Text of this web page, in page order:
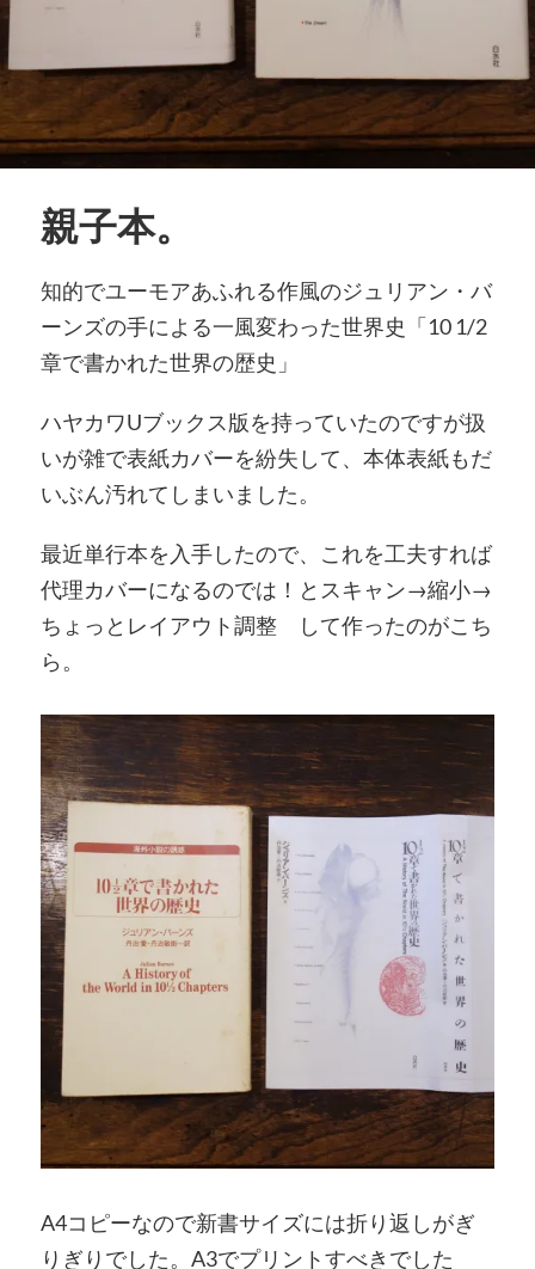
親子本。
知的でユーモアあふれる作風のジュリアン・バ
ーンズの手による一風変わった世界史「10 1/2
章で書かれた世界の歴史」
ハヤカワUブックス版を持っていたのですが扱
いが雑で表紙カバーを紛失して、本体表紙もだ
いぶん汚れてしまいました。
最近単行本を入手したので、これを工夫すれば
代理カバーになるのでは！とスキャン→縮小→
ちょっとレイアウト調整 して作ったのがこち
ら。
A4コピーなので新書サイズには折り返しがぎ
りぎりでした。A3でプリントすべきでした